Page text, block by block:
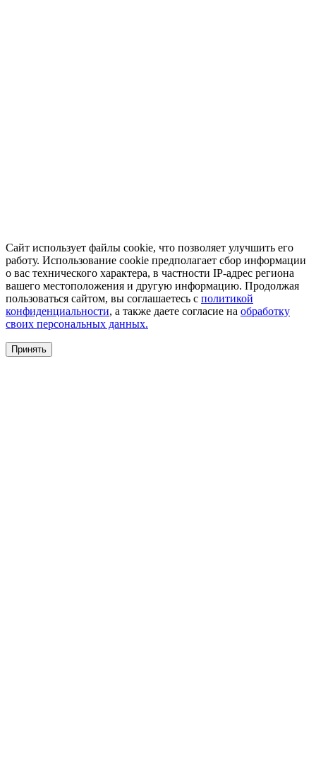
Сайт использует файлы cookie, что позволяет улучшить его
работу. Использование cookie предполагает сбор информации
о вас технического характера, в частности IP-адрес региона
вашего местоположения и другую информацию. Продолжая
пользоваться сайтом, вы соглашаетесь с политикой
конфиденциальности, а также даете согласие на обработку
своих персональных данных.
Принять